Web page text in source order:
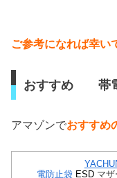
ご参考になれば幸い
おすすめ 帯
アマゾンでおすすめ
電防止袋 ESD マ